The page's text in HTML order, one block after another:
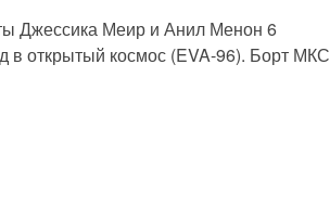
Джессика Меир и Анил Менон 6
в открытый космос (EVA-96). Борт МКС